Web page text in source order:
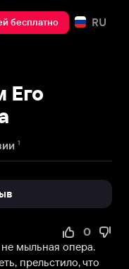
бесплатно RU
Его
1
0
мыльная опера.
прельстило, что